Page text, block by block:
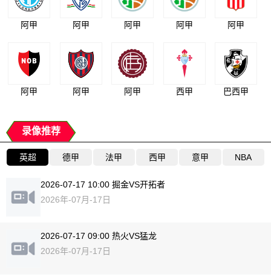
阿甲 阿甲 阿甲 阿甲 阿甲
阿甲 阿甲 阿甲 西甲 巴西甲
录像推荐
英超 德甲 法甲 西甲 意甲 NBA
2026-07-17 10:00 掘金VS开拓者
2026年-07月-17日
2026-07-17 09:00 热火VS猛龙
2026年-07月-17日